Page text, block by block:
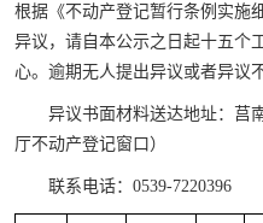
根据《不动产登记暂行条例实施
异议，请自本公示之日起十五个
心。逾期无人提出异议或者异议
异议书面材料送达地址：莒
厅不动产登记窗口）
联系电话：0539-7220396